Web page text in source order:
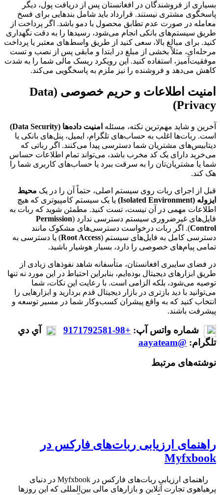
بسیاری از فروشندگان در افغانستان پس از دریافت پول، دیگر
پاسخگوی مشتری نیستند. قرارداد باید شامل بندهایی برای فسخ
معامله در صورت عدم تطابق محصول با دمو باشد. اگر پرداخت از
طریق سیستم‌های بانکی انجام می‌شود، رسیدها را به دقت نگهداری
کنید. برای مبالغ بالا، سعی کنید از طریق واسط‌های معتبر یا پرداخت
مرحله‌ای، مثلاً بخشی از مبلغ در ابتدا و مابقی پس از نصب و تست
موفقیت‌آمیز، استفاده کنید. این رویکرد ریسک مالی شما را به شدت
کاهش می‌دهد و فروشنده را نیز ملزم به پاسخگویی می‌کند.
امنیت اطلاعات و حریم خصوصی (Data
Privacy)
آخرین و شاید مهم‌ترین نکته، مسئله امنیت داده‌ها (Data Security)
است. ربات‌ها اغلب به حساب‌های تلگرام، ایمیل، پنل‌های بانکی یا
دیتابیس‌های مشتریان شما دسترسی پیدا می‌کنند. اگر رباتی که
می‌خرید دارای یک کد مخرب باشد، می‌تواند تمام اطلاعات حساس
شما یا مشتریان‌تان را به سرقت ببرد یا حساب‌های کاربری شما را
هک کند.
قبل از اجرای ربات روی سیستم اصلی، حتماً آن را در یک محیط
ایزوله (Isolated Environment)
یا یک سیستم کامپیوتری که هیچ
اطلاعات مهمی در آن نیست، تست کنید. مطمئن شوید که ربات به
فایل‌های غیرضروری سیستم دسترسی ندارد (Permission
Control). اگر ربات درخواست دسترسی‌های مشکوک مانند
دسترسی کامل به فایل‌های سیستم (Root Access) یا دسترسی به
تمامی پیام‌های خصوصی را دارد، بسیار هوشیار باشید.
در فضای سایبری افغانستان، متأسفانه شاهد نفوذهای زیادی از
طریق ابزارهای دیجیتال بوده‌ایم، بنابراین احتیاط در این مورد نه تنها
توصیه می‌شود، بلکه الزامی است. با رعایت این نکات، شما
می‌توانید با دید بازتری در بازار دیجیتال قدم بردارید و ابزارهایی را
انتخاب کنید که به واقع پیشران کسب‌وکار شما در مسیر توسعه و
پیشرفت باشند.
شماره واتس آپ: +98-9171792581
آي دي
تلگرام: @aayateam
نوشته‌های مرتبط
راهنمای ارزیابی ربات‌های فارکس در
Myfxbook
راهنمای ارزیابی ربات‌های فارکس در Myfxbook در دنیای
پرهیاهوی تجارت آنلاین و بازارهای مالی بین‌المللی که این روزها